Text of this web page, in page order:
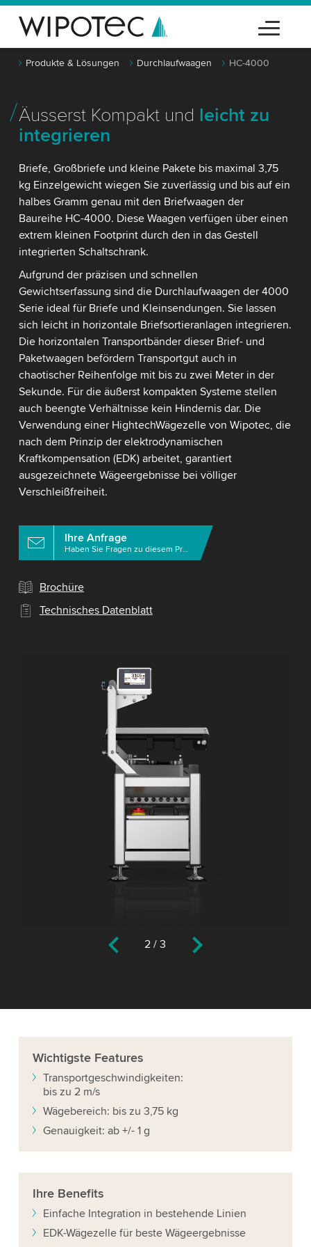
Produkte & Lösungen Durchlaufwaagen HC-4000
Äusserst Kompakt und leicht zu
integrieren
Briefe, Großbriefe und kleine Pakete bis maximal 3,75
kg Einzelgewicht wiegen Sie zuverlässig und bis auf ein
halbes Gramm genau mit den Briefwaagen der
Baureihe HC-4000. Diese Waagen verfügen über einen
extrem kleinen Footprint durch den in das Gestell
integrierten Schaltschrank.
Aufgrund der präzisen und schnellen
Gewichtserfassung sind die Durchlaufwaagen der 4000
Serie ideal für Briefe und Kleinsendungen. Sie lassen
sich leicht in horizontale Briefsortieranlagen integrieren.
Die horizontalen Transportbänder dieser Brief- und
Paketwaagen befördern Transportgut auch in
chaotischer Reihenfolge mit bis zu zwei Meter in der
Sekunde. Für die äußerst kompakten Systeme stellen
auch beengte Verhältnisse kein Hindernis dar. Die
Verwendung einer HightechWägezelle von Wipotec, die
nach dem Prinzip der elektrodynamischen
Kraftkompensation (EDK) arbeitet, garantiert
ausgezeichnete Wägeergebnisse bei völliger
Verschleißfreiheit.
Ihre Anfrage
Haben Sie Fragen zu diesem Produkt?
Brochüre
Technisches Datenblatt
2 /3
Wichtigste Features
Transportgeschwindigkeiten:
bis zu 2 m/s
Wägebereich: bis zu 3,75 kg
Genauigkeit: ab +/- 1 g
Ihre Benefits
Einfache Integration in bestehende Linien
EDK-Wägezelle für beste Wägeergebnisse